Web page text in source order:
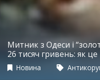
Митник з Одеси і
26 тисяч гривень: як
Новина